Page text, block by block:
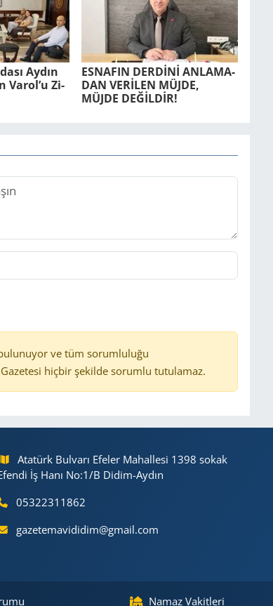
Aydın
Varol’u Zi­
ES­NA­FIN DERDİNİ AN­LA­MA­
DAN VERİLEN MÜJDE,
MÜJDE DEĞİLDİR!
ve tüm sorumluluğu
hiçbir şekilde sorumlu tutulamaz.
Atatürk Bulvarı Efeler Mahallesi 1398 sokak
İş Hanı No:1/B Didim-Aydın
05322311862
gazetemavididim@gmail.com
Namaz Vakitleri